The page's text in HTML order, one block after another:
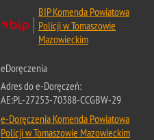
BIP Komenda Powiatowa
Policji w Tomaszowie
Mazowieckim
eDoręczenia
Adres do e-Doręczeń:
AE:PL-27253-70388-CCGBW-29
e-Doręczenia Komenda Powiatowa
Policji w Tomaszowie Mazowieckim